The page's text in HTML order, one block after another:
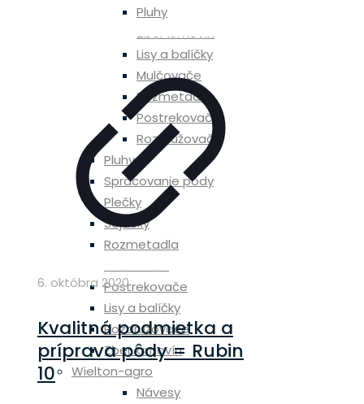
Pluhy
Zber krmovín
Lisy a balíčky
Mulčovače
Rozmetadla
Postrekovače
Rozdružovače
Pluhy
Spracovanie pôdy
Plečky
Sejačky
Rozmetadla
Postrekovače
Lisy a balíčky
Rozdružovače
Zber krmovín
Wielton-agro
Návesy
6. októbra 2020
Kvalitná podmietka a
príprava pôdy = Rubin
10